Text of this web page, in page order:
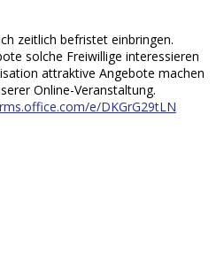
zeitlich befristet einbringen.
solche Freiwillige interessieren
attraktive Angebote machen
Online-Veranstaltung.
e/DKGrG29tLN